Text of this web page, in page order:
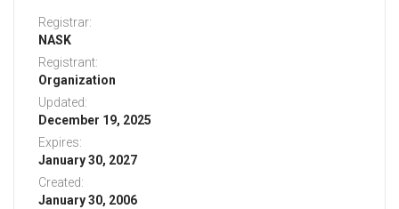
Registrar:
NASK
Registrant:
Organization
Updated:
December 19, 2025
Expires:
January 30, 2027
Created:
January 30, 2006